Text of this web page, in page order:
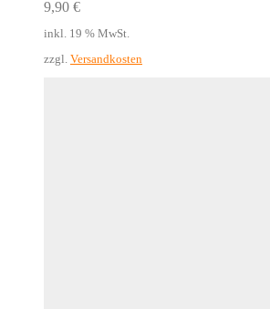
9,90 €
inkl. 19 % MwSt.
zzgl. Versandkosten